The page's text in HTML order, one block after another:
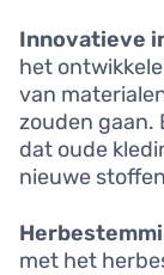
Innovatieve
het
van
zouden gaan.
dat oude
nieuwe
met het